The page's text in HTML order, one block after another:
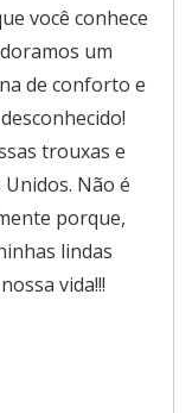
você conhece
um
de conforto e
trouxas e
Não é
porque,
lindas
vida!!!